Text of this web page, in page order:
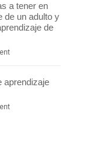
a tener en
de un adulto y
de
aprendizaje